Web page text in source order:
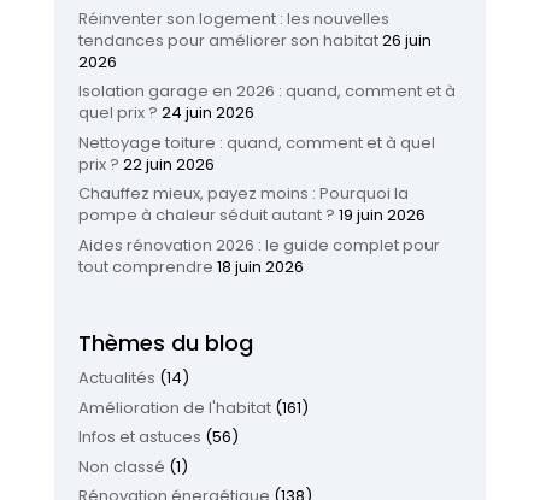
Réinventer son logement : les nouvelles
tendances pour améliorer son habitat26 juin
2026
Isolation garage en 2026 : quand, comment et à
quel prix ? 24 juin 2026
Nettoyage toiture : quand, comment et à quel
prix ? 22 juin 2026
Chauffez mieux, payez moins : Pourquoi la
pompe à chaleur séduit autant ? 19 juin 2026
Aides rénovation 2026 : le guide complet pour
tout comprendre 18 juin 2026
Thèmes du blog
Actualités (14)
Amélioration de l'habitat(161)
Infos et astuces (56)
Non classé (1)